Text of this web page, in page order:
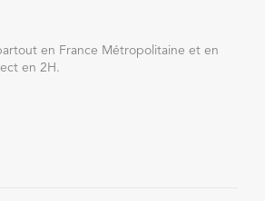
en France Métropolitaine et en
en 2H.